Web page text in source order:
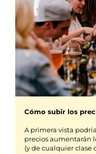
Cómo subir los
A primera vista
precios aumentarán
(y de cualquier clase